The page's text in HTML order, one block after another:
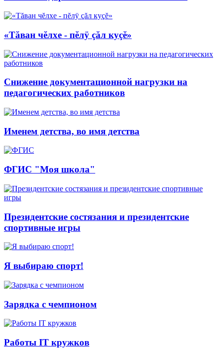
«Тăван чĕлхе - пĕлÿ çăл куçĕ»
Снижение документационной нагрузки на
педагогических работников
Именем детства, во имя детства
ФГИС "Моя школа"
Президентские состязания и президентские
спортивные игры
Я выбираю спорт!
Зарядка с чемпионом
Работы IT кружков